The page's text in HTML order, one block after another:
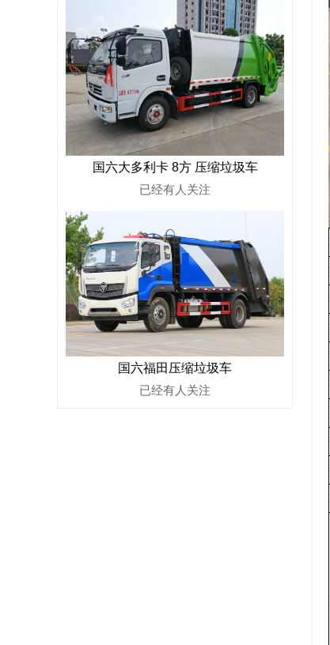
国六大多利卡 8方 压缩垃圾车
已经有人关注
国六福田压缩垃圾车
已经有人关注